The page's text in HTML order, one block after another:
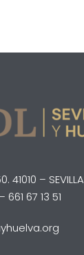
41010 – SEVILLA
67 13 51